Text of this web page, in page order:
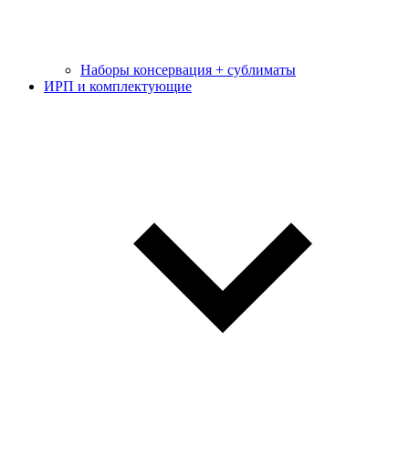
Наборы консервация + сублиматы
ИРП и комплектующие